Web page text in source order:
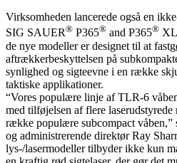
Virksomheden lancerede også en
SIG SAUER® P365® and P365® XL
de nye modeller er designet til at
aftrækkerbeskyttelsen på
synlighed og sigteevne i en række
taktiske applikationer.
“Vores populære linje af TLR-6
med tilføjelsen af ​​flere laserudstyrede
række populære subcompact våben,”
og administrerende direktør Ray
lys-/lasermodeller tilbyder ikke kun